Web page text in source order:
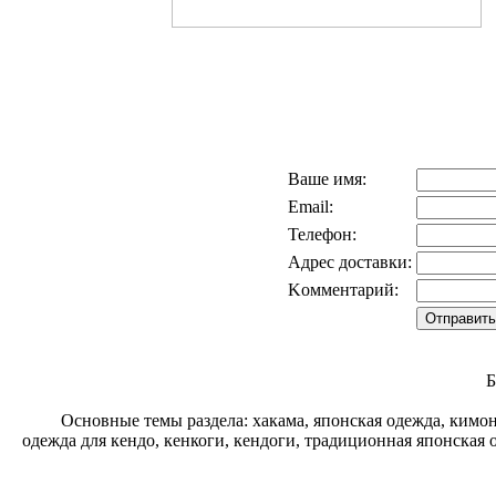
Ваше имя:
Email:
Телефон:
Адрес доставки:
Kомментарий:
Основные темы раздела: хакама, японская одежда,
одежда для кендо, кенкоги, кендоги, традиционная